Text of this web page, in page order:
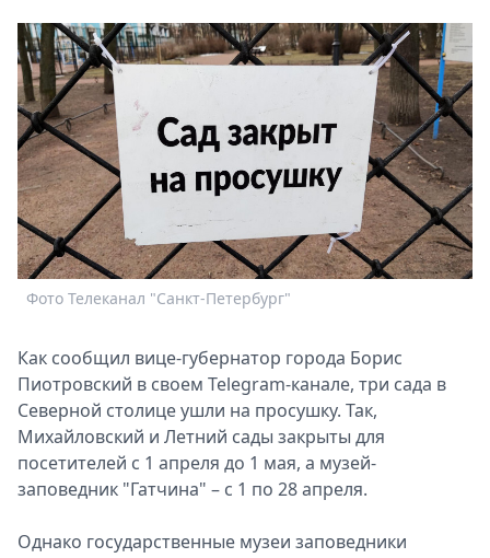
Выставки
Пресс-
релизы
О
Metro
Стримы
Спецпроекты
Звезды
Выборы
2026
Скачай
Фото Телеканал "Санкт-Петербург"
Как сообщил вице-губернатор города Борис
Пиотровский в своем Telegram-канале, три сада в
Северной столице ушли на просушку. Так,
Михайловский и Летний сады закрыты для
посетителей с 1 апреля до 1 мая, а музей-
заповедник "Гатчина" – с 1 по 28 апреля.
Однако государственные музеи заповедники